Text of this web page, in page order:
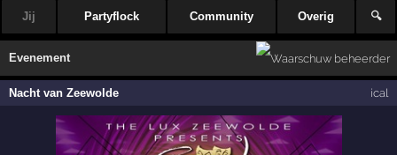
Jij Partyflock Community Overig 🔍
Evenement
Nacht van Zeewolde ical